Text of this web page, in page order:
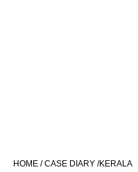
HOME /CASE DIARY /KERALA